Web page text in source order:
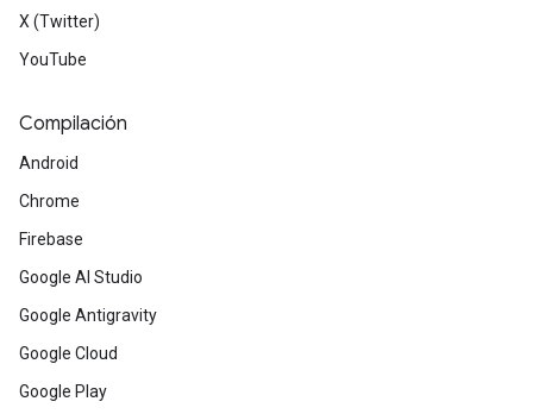
X (Twitter)
YouTube
Compilación
Android
Chrome
Firebase
Google AI Studio
Google Antigravity
Google Cloud
Google Play